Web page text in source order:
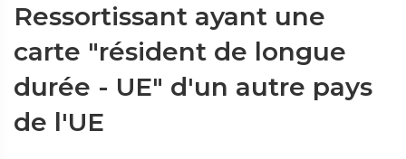
Ressortissant ayant une
carte "résident de longue
durée - UE" d'un autre pays
de l'UE